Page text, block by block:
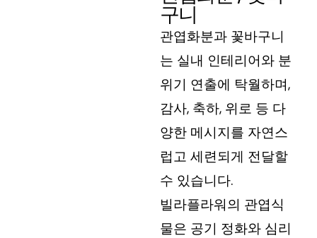
구니
관엽화분과 꽃바구니
는 실내 인테리어와 분
위기 연출에 탁월하며,
감사, 축하, 위로 등 다
양한 메시지를 자연스
럽고 세련되게 전달할
수 있습니다.
빌라플라워의 관엽식
물은 공기 정화와 심리